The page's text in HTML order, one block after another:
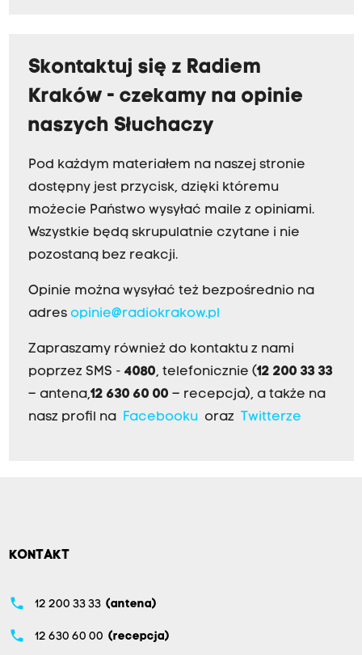
Skontaktuj się z Radiem
Kraków - czekamy na opinie
naszych Słuchaczy
Pod każdym materiałem na naszej stronie
dostępny jest przycisk, dzięki któremu
możecie Państwo wysyłać maile z opiniami.
Wszystkie będą skrupulatnie czytane i nie
pozostaną bez reakcji.
Opinie można wysyłać też bezpośrednio na
adres opinie@radiokrakow.pl
Zapraszamy również do kontaktu z nami
poprzez SMS - 4080, telefonicznie (12 200 33 33
– antena,12 630 60 00 – recepcja), a także na
nasz profil na
Facebookuoraz Twitterze
KONTAKT
phone 12 200 33 33 (antena)
phone 12 630 60 00 (recepcja)